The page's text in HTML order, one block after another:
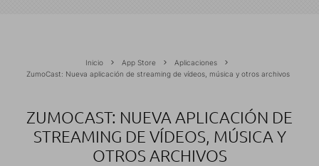
Inicio App Store
Aplicaciones
ZumoCast: Nueva aplicación de streaming de vídeos, música y otros archivos
ZUMOCAST: NUEVA APLICACIÓN DE
STREAMING DE VÍDEOS, MÚSICA Y
OTROS ARCHIVOS